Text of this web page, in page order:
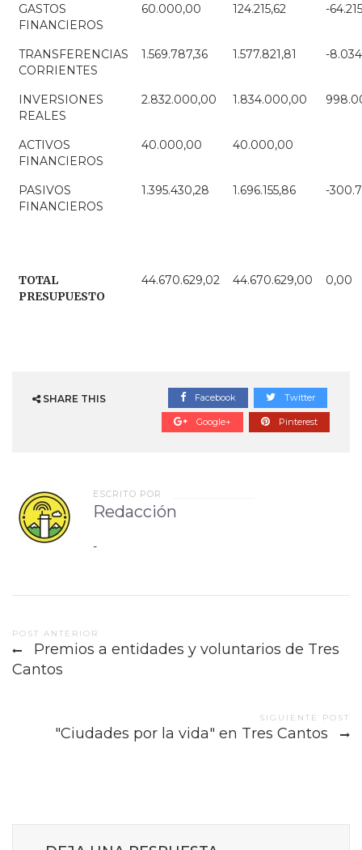
GASTOS
FINANCIEROS
60.000,00 124.215,62 -
TRANSFERENCIAS
CORRIENTES
1.569.787,36 1.577.821,81 -
INVERSIONES
REALES
2.832.000,00 1.834.000,00
ACTIVOS
FINANCIEROS
40.000,00 40.000,00
PASIVOS
FINANCIEROS
1.395.430,28 1.696.155,86 -
TOTAL
PRESUPUESTO
44.670.629,02 44.670.629,00 0,00
SHARE THIS Facebook Twitter
Google+ Pinterest
ESCRITO POR
Redacción
-
Post
navigation
POST ANTERIOR
Premios a entidades y voluntarios de Tres
Cantos
SIGUIENTE POST
"Ciudades por la vida" en Tres Cantos